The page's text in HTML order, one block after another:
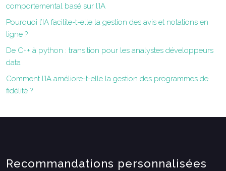
comportemental basé sur l’IA
Pourquoi l’IA facilite-t-elle la gestion des avis et notations en
ligne ?
De C++ à python : transition pour les analystes développeurs
data
Comment l’IA améliore-t-elle la gestion des programmes de
fidélité ?
Recommandations personnalisées